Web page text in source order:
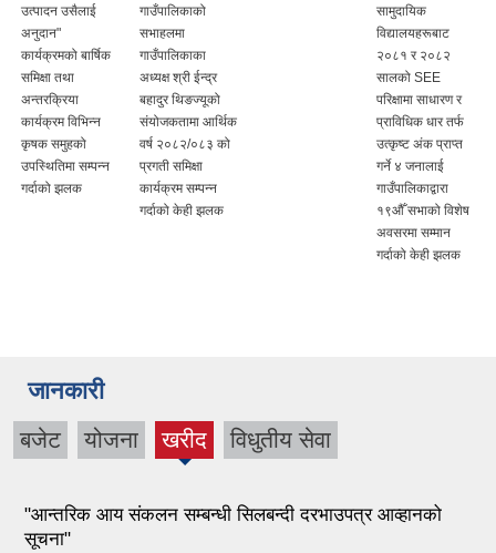
उत्पादन उसैलाई
अनुदान"
कार्यक्रमको बार्षिक
समिक्षा तथा
अन्तरक्रिया
कार्यक्रम विभिन्न
कृषक समुहको
उपस्थितिमा सम्पन्न
गर्दाको झलक
गाउँपालिकाको
सभाहलमा
गाउँपालिकाका
अध्यक्ष श्री ईन्द्र
बहादुर थिङज्यूको
संयोजकतामा आर्थिक
वर्ष २०८२/०८३ को
प्रगती समिक्षा
कार्यक्रम सम्पन्न
गर्दाको केही झलक
सामुदायिक
विद्यालयहरूबाट
२०८१ र २०८२
सालको SEE
परिक्षामा साधारण र
प्राविधिक धार तर्फ
उत्कृष्ट अंक प्राप्त
गर्ने ४ जनालाई
गाउँपालिकाद्वारा
१९औँ सभाको विशेष
अवसरमा सम्मान
गर्दाको केही झलक
जानकारी
बजेट योजना खरीद
(active
विधुतीय सेवा
"आन्तरिक आय संकलन सम्बन्धी सिलबन्दी दरभाउपत्र आव्हानको
सूचना"